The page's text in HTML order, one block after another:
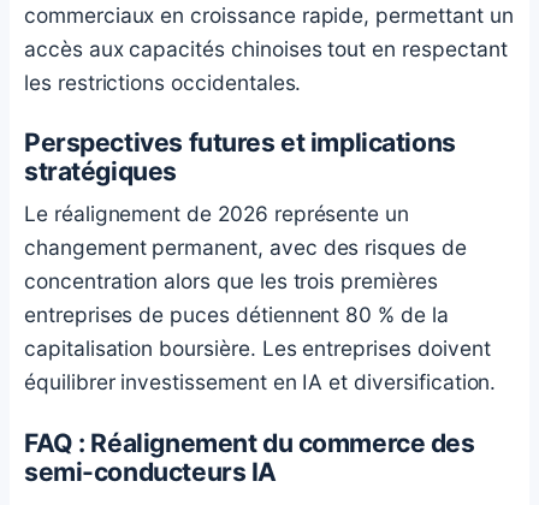
commerciaux en croissance rapide, permettant un
accès aux capacités chinoises tout en respectant
les restrictions occidentales.
Perspectives futures et implications
stratégiques
Le réalignement de 2026 représente un
changement permanent, avec des risques de
concentration alors que les trois premières
entreprises de puces détiennent 80 % de la
capitalisation boursière. Les entreprises doivent
équilibrer investissement en IA et diversification.
FAQ : Réalignement du commerce des
semi-conducteurs IA